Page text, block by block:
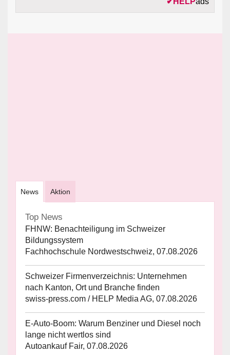
News Aktion
Top News
FHNW: Benachteiligung im Schweizer
Bildungssystem
Fachhochschule Nordwestschweiz, 07.08.2026
Schweizer Firmenverzeichnis: Unternehmen
nach Kanton, Ort und Branche finden
swiss-press.com / HELP Media AG, 07.08.2026
E-Auto-Boom: Warum Benziner und Diesel noch
lange nicht wertlos sind
Autoankauf Fair, 07.08.2026